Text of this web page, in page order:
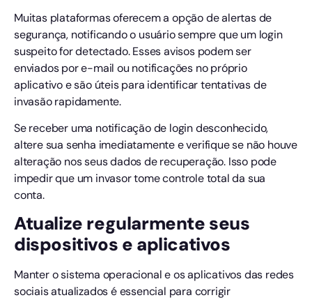
Muitas plataformas oferecem a opção de alertas de
segurança, notificando o usuário sempre que um login
suspeito for detectado. Esses avisos podem ser
enviados por e-mail ou notificações no próprio
aplicativo e são úteis para identificar tentativas de
invasão rapidamente.
Se receber uma notificação de login desconhecido,
altere sua senha imediatamente e verifique se não houve
alteração nos seus dados de recuperação. Isso pode
impedir que um invasor tome controle total da sua
conta.
Atualize regularmente seus
dispositivos e aplicativos
Manter o sistema operacional e os aplicativos das redes
sociais atualizados é essencial para corrigir